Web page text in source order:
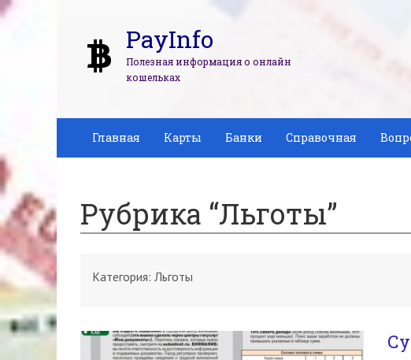
PayInfo
Полезная информация о онлайн
кошельках
Главная Карты Банки Справочная
Рубрика “Льготы”
Категория: Льготы